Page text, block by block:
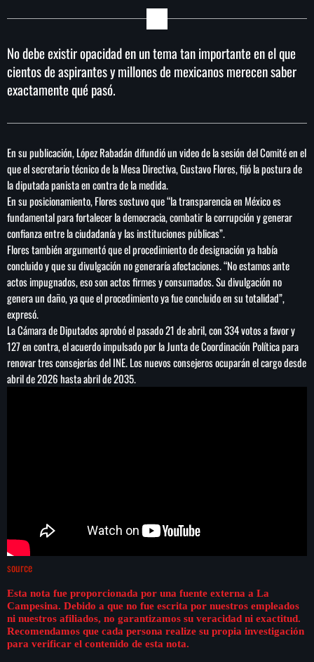
No debe existir opacidad en un tema tan importante en el que
cientos de aspirantes y millones de mexicanos merecen saber
exactamente qué pasó.
En su publicación, López Rabadán difundió un video de la sesión del Comité en el
que el secretario técnico de la Mesa Directiva, Gustavo Flores, fijó la postura de
la diputada panista en contra de la medida.
En su posicionamiento, Flores sostuvo que “la transparencia en México es
fundamental para fortalecer la democracia, combatir la corrupción y generar
confianza entre la ciudadanía y las instituciones públicas”.
Flores también argumentó que el procedimiento de designación ya había
concluido y que su divulgación no generaría afectaciones. “No estamos ante
actos impugnados, eso son actos firmes y consumados. Su divulgación no
genera un daño, ya que el procedimiento ya fue concluido en su totalidad”,
expresó.
La Cámara de Diputados aprobó el pasado 21 de abril, con 334 votos a favor y
127 en contra, el acuerdo impulsado por la Junta de Coordinación Política para
renovar tres consejerías del INE. Los nuevos consejeros ocuparán el cargo desde
abril de 2026 hasta abril de 2035.
source
Esta nota fue proporcionada por una fuente externa a La
Campesina. Debido a que no fue escrita por nuestros empleados
ni nuestros afiliados, no garantizamos su veracidad ni exactitud.
Recomendamos que cada persona realize su propia investigación
para verificar el contenido de esta nota.